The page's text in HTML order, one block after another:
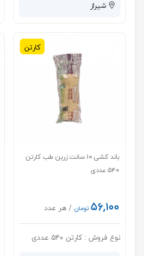
شیراز
کارتن
باند کشی ۱۰ سانت زرین طب کارتن
۵۴۰ عددی
۵۶,۱۰۰ تومان / هر عدد
نوع فروش : کارتن ۵۴۰ عددی